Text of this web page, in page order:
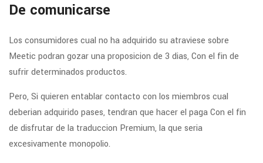
De comunicarse
Los consumidores cual no ha adquirido su atraviese sobre
Meetic podran gozar una proposicion de 3 dias, Con el fin de
sufrir determinados productos.
Pero, Si quieren entablar contacto con los miembros cual
deberian adquirido pases, tendran que hacer el paga Con el fin
de disfrutar de la traduccion Premium, la que seri­a
excesivamente monopolio.